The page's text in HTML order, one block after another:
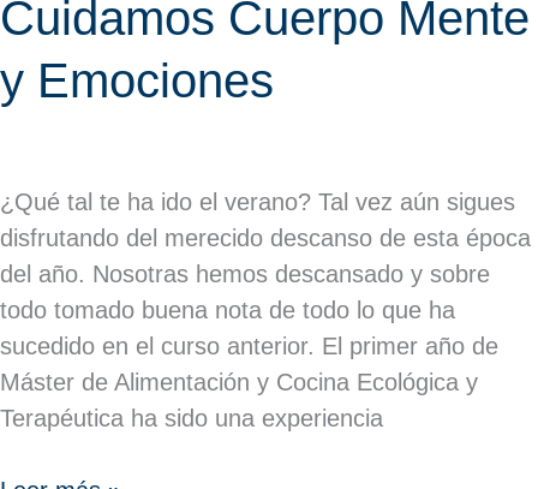
Cuidamos Cuerpo Mente
y Emociones
¿Qué tal te ha ido el verano? Tal vez aún sigues
disfrutando del merecido descanso de esta época
del año. Nosotras hemos descansado y sobre
todo tomado buena nota de todo lo que ha
sucedido en el curso anterior. El primer año de
Máster de Alimentación y Cocina Ecológica y
Terapéutica ha sido una experiencia